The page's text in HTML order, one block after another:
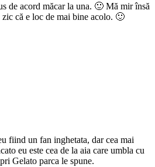
de acord măcar la una. 🙂 Mă mir însă
că e loc de mai bine acolo. 🙂
fiind un fan inghetata, dar cea mai
eu este cea de la aia care umbla cu
Gelato parca le spune.